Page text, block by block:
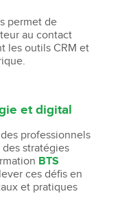
permet de
au contact
les outils CRM et
et digital
professionnels
stratégies
BTS
ces défis en
et pratiques